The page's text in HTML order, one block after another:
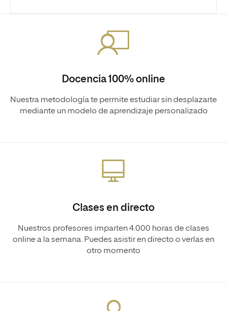
Docencia 100% online
Nuestra metodología te permite estudiar sin desplazarte
mediante un modelo de aprendizaje personalizado
Clases en directo
Nuestros profesores imparten 4.000 horas de clases
online a la semana. Puedes asistir en directo o verlas en
otro momento